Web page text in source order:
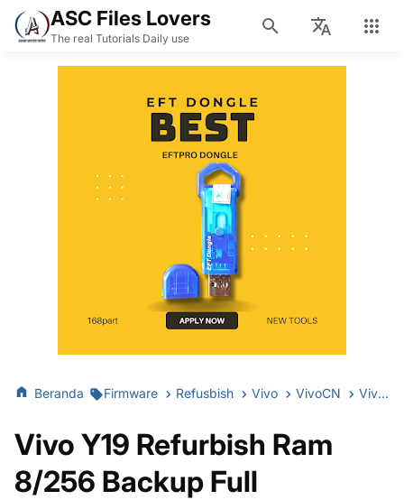
ASC Files Lovers
The real Tutorials Daily use
Beranda Firmware Refusbish Vivo VivoCN Vivo Y19 Refurbish Ram 8/256 Backup Full Firmware Mediatek
Vivo Y19 Refurbish Ram
8/256 Backup Full